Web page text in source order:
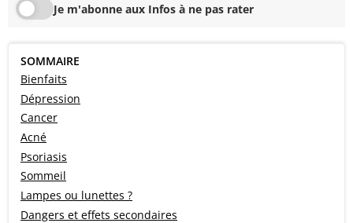
Je m'abonne aux Infos à ne pas rater
SOMMAIRE
Bienfaits
Dépression
Cancer
Acné
Psoriasis
Sommeil
Lampes ou lunettes ?
Dangers et effets secondaires